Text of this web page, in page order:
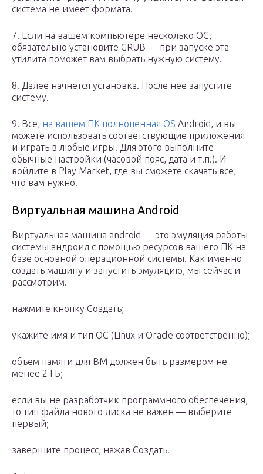
система не имеет формата.
7. Если на вашем компьютере несколько ОС,
обязательно установите GRUB — при запуске эта
утилита поможет вам выбрать нужную систему.
8. Далее начнется установка. После нее запустите
систему.
9. Все, на вашем ПК полноценная OS Android, и вы
можете использовать соответствующие приложения
и играть в любые игры. Для этого выполните
обычные настройки (часовой пояс, дата и т.п.). И
войдите в Play Market, где вы сможете скачать все,
что вам нужно.
Виртуальная машина Android
Виртуальная машина android — это эмуляция работы
системы андроид с помощью ресурсов вашего ПК на
базе основной операционной системы. Как именно
создать машину и запустить эмуляцию, мы сейчас и
рассмотрим.
нажмите кнопку Создать;
укажите имя и тип ОС (Linux и Oracle соответственно);
объем памяти для ВМ должен быть размером не
менее 2 ГБ;
если вы не разработчик программного обеспечения,
то тип файла нового диска не важен — выберите
первый;
завершите процесс, нажав Создать.